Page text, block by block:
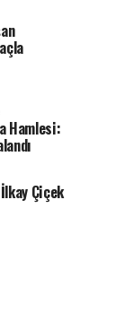
Hamlesi:
Çiçek